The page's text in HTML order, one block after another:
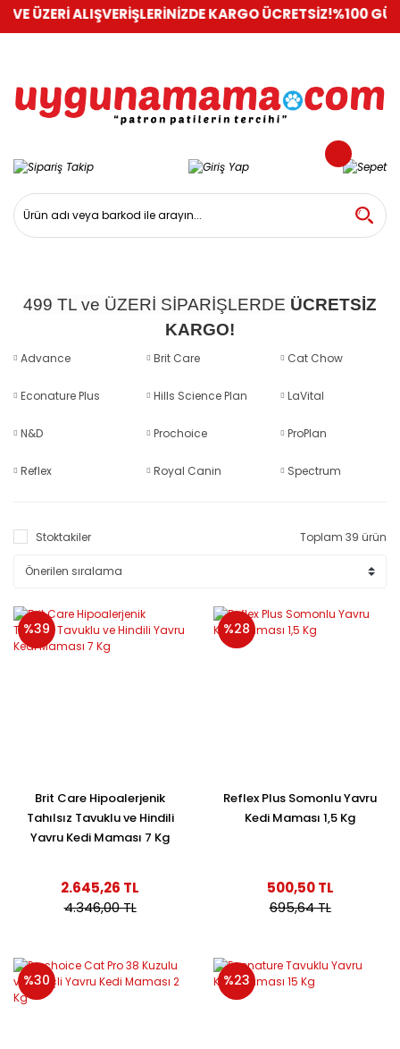
ALIŞVERİŞLERİNİZDE KARGO ÜCRETSİZ!%100 GÜVENLİ
499 TL ve ÜZERİ SİPARİŞLERDE ÜCRETSİZ
KARGO!
Advance Brit Care Cat Chow
Econature Plus Hills Science Plan LaVital
N&D Prochoice ProPlan
Reflex Royal Canin Spectrum
Stoktakiler Toplam 39 ürün
%39
Brit Care Hipoalerjenik
Tahılsız Tavuklu ve Hindili
Yavru Kedi Maması 7 Kg
2.645,26 TL
4.346,00 TL
%28
Reflex Plus Somonlu Yavru
Kedi Maması 1,5 Kg
500,50 TL
695,64 TL
%30 %23